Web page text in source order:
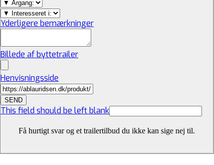
Yderligere bemærkninger
Billede af byttetrailer
Henvisningsside
SEND
This field should be left blank
Få hurtigt svar og et trailertilbud du ikke kan sige nej til.